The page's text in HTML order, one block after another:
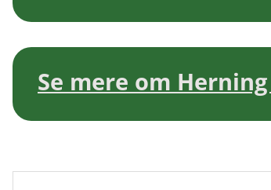
Se mere om